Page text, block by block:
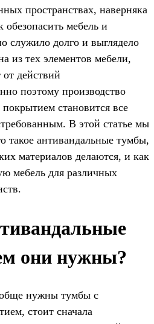
пространствах, наверняка
мебель и
служило долго и выглядело
из тех элементов мебели,
от действий
поэтому производство
становится все
В этой статье мы
такое антивандальные тумбы,
материалов делаются, и как
мебель для различных
они нужны?
нужны тумбы с
стоит сначала